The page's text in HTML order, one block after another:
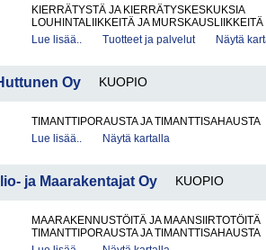
KIERRÄTYSTÄ JA KIERRÄTYSKESKUKSIA
LOUHINTALIIKKEITÄ JA MURSKAUSLIIKKEITÄ
Lue lisää..
Tuotteet ja palvelut Näytä
Oy KUOPIO
TIMANTTIPORAUSTA JA TIMANTTISAHAUSTA
Lue lisää..
Näytä kartalla
ja Maarakentajat Oy KUOPIO
MAARAKENNUSTÖITÄ JA MAANSIIRTOTÖITÄ
TIMANTTIPORAUSTA JA TIMANTTISAHAUSTA